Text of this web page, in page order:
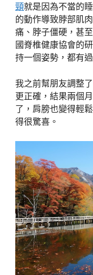
頸就是因為不當的
的動作導致脖部肌
痛、脖子僵硬，甚
國脊椎健康協會的
持一個姿勢，都有
我之前幫朋友調整
更正確，結果兩個
了，肩膀也變得輕
得很驚喜。